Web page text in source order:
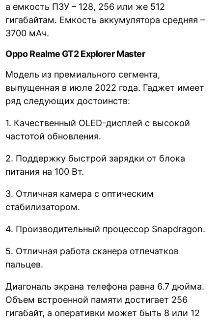
а емкость ПЗУ – 128, 256 или же 512
гигабайтам. Емкость аккумулятора средняя –
3700 мАч.
Oppo Realme GT2 Explorer Master
Модель из премиального сегмента,
выпущенная в июле 2022 года. Гаджет имеет
ряд следующих достоинств:
1. Качественный OLED-дисплей с высокой
частотой обновления.
2. Поддержку быстрой зарядки от блока
питания на 100 Вт.
3. Отличная камера с оптическим
стабилизатором.
4. Производительный процессор Snapdragon.
5. Отличная работа сканера отпечатков
пальцев.
Диагональ экрана телефона равна 6.7 дюйма.
Объем встроенной памяти достигает 256
гигабайт, а оперативки может быть 8 или 12